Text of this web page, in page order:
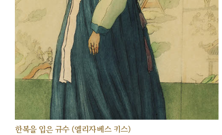
한복을 입은 규수 (엘리자베스 키스)